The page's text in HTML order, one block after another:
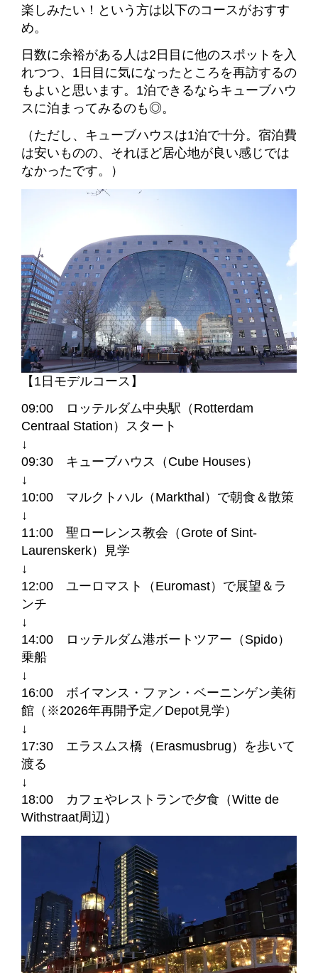
楽しみたい！という方は以下のコースがおすす
め。
日数に余裕がある人は2日目に他のスポットを入
れつつ、1日目に気になったところを再訪するの
もよいと思います。1泊できるならキューブハウ
スに泊まってみるのも◎。
（ただし、キューブハウスは1泊で十分。宿泊費
は安いものの、それほど居心地が良い感じでは
なかったです。）
【1日モデルコース】
09:00 ロッテルダム中央駅（Rotterdam
Centraal Station）スタート
↓
09:30 キューブハウス（Cube Houses）
↓
10:00 マルクトハル（Markthal）で朝食＆散策
↓
11:00 聖ローレンス教会（Grote of Sint-
Laurenskerk）見学
↓
12:00 ユーロマスト（Euromast）で展望＆ラ
ンチ
↓
14:00 ロッテルダム港ボートツアー（Spido）
乗船
↓
16:00 ボイマンス・ファン・ベーニンゲン美術
館（※2026年再開予定／Depot見学）
↓
17:30 エラスムス橋（Erasmusbrug）を歩いて
渡る
↓
18:00 カフェやレストランで夕食（Witte de
Withstraat周辺）